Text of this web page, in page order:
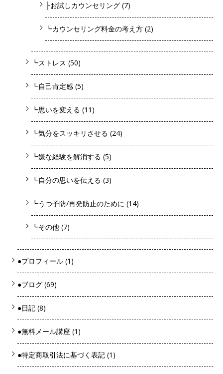
├お試しカウンセリング (7)
┗カウンセリング料金の考え方 (2)
┗ストレス (50)
┗自己肯定感 (5)
┗思いを変える (11)
┗気分をスッキリさせる (24)
┗嫌な経験を解消する (5)
┗自分の思いを伝える (3)
┗うつ予防/再発防止のために (14)
┗その他 (7)
●プロフィール (1)
●ブログ (69)
●日記 (8)
●無料メール講座 (1)
●特定商取引法に基づく表記 (1)